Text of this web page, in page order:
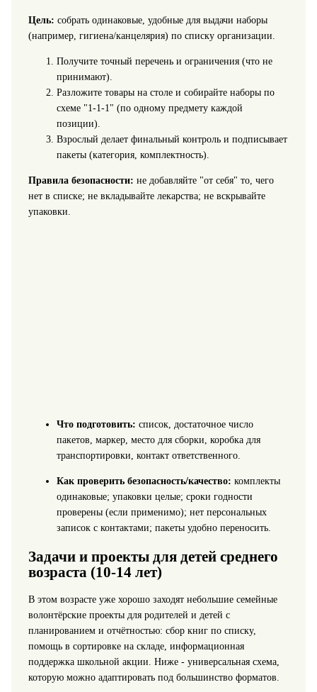
Цель: собрать одинаковые, удобные для выдачи наборы
(например, гигиена/канцелярия) по списку организации.
Получите точный перечень и ограничения (что не
принимают).
Разложите товары на столе и собирайте наборы по
схеме "1-1-1" (по одному предмету каждой
позиции).
Взрослый делает финальный контроль и подписывает
пакеты (категория, комплектность).
Правила безопасности: не добавляйте "от себя" то, чего
нет в списке; не вкладывайте лекарства; не вскрывайте
упаковки.
Что подготовить: список, достаточное число
пакетов, маркер, место для сборки, коробка для
транспортировки, контакт ответственного.
Как проверить безопасность/качество: комплекты
одинаковые; упаковки целые; сроки годности
проверены (если применимо); нет персональных
записок с контактами; пакеты удобно переносить.
Задачи и проекты для детей среднего
возраста (10-14 лет)
В этом возрасте уже хорошо заходят небольшие семейные
волонтёрские проекты для родителей и детей с
планированием и отчётностью: сбор книг по списку,
помощь в сортировке на складе, информационная
поддержка школьной акции. Ниже - универсальная схема,
которую можно адаптировать под большинство форматов.